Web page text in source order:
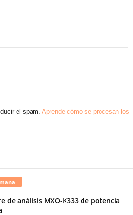
el spam. Aprende cómo se procesan los
de análisis MXO-K333 de potencia